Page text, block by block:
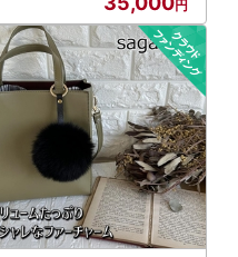
ール ワークス 焼肉 ステー
キ 鉄板焼 送料無料